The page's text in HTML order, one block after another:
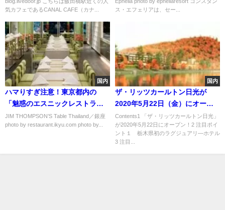
気カフェであるCANAL CAFE（カナ...
ス・エフェリアは、セー...
国内
ハマりすぎ注意！東京都内の
「魅惑のエスニックレストラ
ン」おすすめ５選
JIM THOMPSON’S Table Thailand／銀座
photo by restaurant.ikyu.com photo by...
国内
ザ・リッツカールトン日光が
2020年5月22日（金）にオープ
ン！
Contents1 「ザ・リッツカールトン日光」
が2020年5月22日にオープン！2 注目ポイ
ント１ 栃木県初のラグジュアリ―ホテル
3 注目...